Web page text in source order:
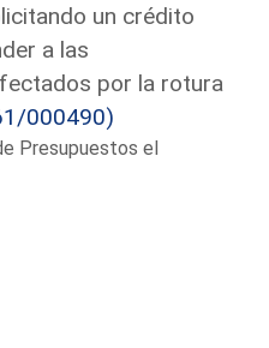
un crédito
a las
por la rotura
000490)
Presupuestos el